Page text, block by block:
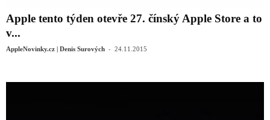
Apple tento týden otevře 27. čínský Apple Store a to
v...
AppleNovinky.cz | Denis Surových - 24.11.2015